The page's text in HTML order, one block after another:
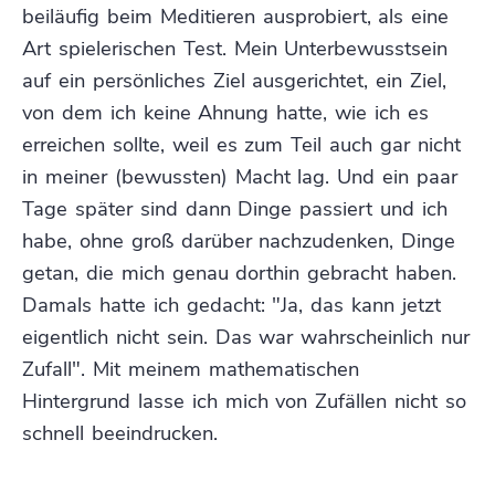
beiläufig beim Meditieren ausprobiert, als eine
Art spielerischen Test. Mein Unterbewusstsein
auf ein persönliches Ziel ausgerichtet, ein Ziel,
von dem ich keine Ahnung hatte, wie ich es
erreichen sollte, weil es zum Teil auch gar nicht
in meiner (bewussten) Macht lag. Und ein paar
Tage später sind dann Dinge passiert und ich
habe, ohne groß darüber nachzudenken, Dinge
getan, die mich genau dorthin gebracht haben.
Damals hatte ich gedacht: "Ja, das kann jetzt
eigentlich nicht sein. Das war wahrscheinlich nur
Zufall". Mit meinem mathematischen
Hintergrund lasse ich mich von Zufällen nicht so
schnell beeindrucken.